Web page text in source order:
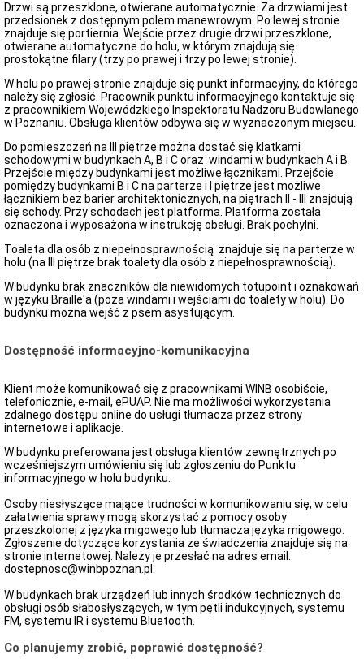
Drzwi są przeszklone, otwierane automatycznie. Za drzwiami jest
przedsionek z dostępnym polem manewrowym. Po lewej stronie
znajduje się portiernia. Wejście przez drugie drzwi przeszklone,
otwierane automatyczne do holu, w którym znajdują się
prostokątne filary (trzy po prawej i trzy po lewej stronie).
W holu po prawej stronie znajduje się punkt informacyjny, do którego
należy się zgłosić. Pracownik punktu informacyjnego kontaktuje się
z pracownikiem Wojewódzkiego Inspektoratu Nadzoru Budowlanego
w Poznaniu. Obsługa klientów odbywa się w wyznaczonym miejscu.
Do pomieszczeń na III piętrze można dostać się klatkami
schodowymi w budynkach A, B i C oraz windami w budynkach A i B.
Przejście między budynkami jest możliwe łącznikami. Przejście
pomiędzy budynkami B i C na parterze i I piętrze jest możliwe
łącznikiem bez barier architektonicznych, na piętrach II - III znajdują
się schody. Przy schodach jest platforma. Platforma została
oznaczona i wyposażona w instrukcję obsługi. Brak pochylni.
Toaleta dla osób z niepełnosprawnością znajduje się na parterze w
holu (na III piętrze brak toalety dla osób z niepełnosprawnością).
W budynku brak znaczników dla niewidomych totupoint i oznakowań
w języku Braille'a (poza windami i wejściami do toalety w holu). Do
budynku można wejść z psem asystującym.
Dostępność informacyjno-komunikacyjna
Klient może komunikować się z pracownikami WINB osobiście,
telefonicznie, e-mail, ePUAP. Nie ma możliwości wykorzystania
zdalnego dostępu online do usługi tłumacza przez strony
internetowe i aplikacje.
W budynku preferowana jest obsługa klientów zewnętrznych po
wcześniejszym umówieniu się lub zgłoszeniu do Punktu
informacyjnego w holu budynku.
Osoby niesłyszące mające trudności w komunikowaniu się, w celu
załatwienia sprawy mogą skorzystać z pomocy osoby
przeszkolonej z języka migowego lub tłumacza języka migowego.
Zgłoszenie dotyczące korzystania ze świadczenia znajduje się na
stronie internetowej. Należy je przesłać na adres email:
dostepnosc@winbpoznan.pl.
W budynkach brak urządzeń lub innych środków technicznych do
obsługi osób słabosłyszących, w tym pętli indukcyjnych, systemu
FM, systemu IR i systemu Bluetooth.
Co planujemy zrobić, poprawić dostępność?